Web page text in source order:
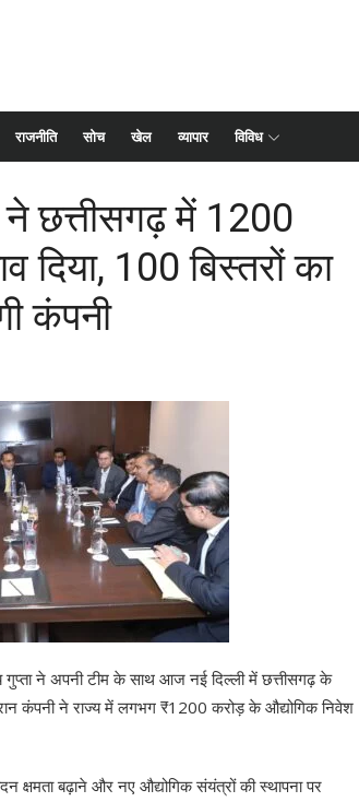
राजनीति सोच खेल व्यापार विविध
ने छत्तीसगढ़ में 1200
दिया, 100 बिस्तरों का
कंपनी
ने अपनी टीम के साथ आज नई दिल्ली में छत्तीसगढ़ के
कंपनी ने राज्य में लगभग ₹1200 करोड़ के औद्योगिक निवेश
क्षमता बढ़ाने और नए औद्योगिक संयंत्रों की स्थापना पर